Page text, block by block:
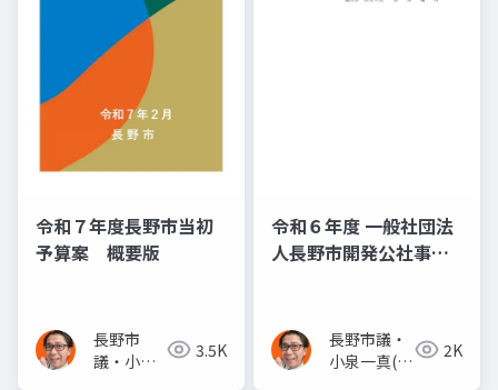
令和７年度長野市当初
予算案 概要版
長野市
議・小泉
3.5K
令和６年度 一般社団法
人長野市開発公社事業
長野市議・
小泉一真(ス
2K